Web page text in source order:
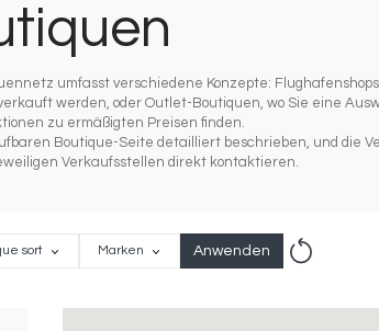
umfasst verschiedene Konzepte:
werden, oder Outlet-Boutiquen, wo Sie eine
zu ermäßigten Preisen finden.
Boutique-Seite detailliert beschrieben, und die
Verkaufsstellen direkt kontaktieren.
sort Marken
Marken
Reset